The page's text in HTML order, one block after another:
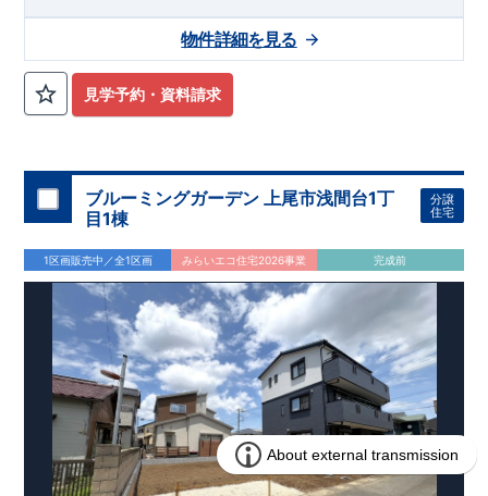
・駅徒歩９分の好立地＆前面道路幅員約6.3ｍの 道路◎
​​​・洗
）付きなので、日頃のお洗濯が
・デザイン性、機能性がワンランク上の
ッチン
な手洗い器付き♪ ・おしゃれでスタイリッシュな
◆周辺環境
【教育施設】◎ 五本松小学校 約419m(徒歩約6分) ◎ 鎌ヶ谷中
学校 約783m(徒歩約10分)
【買物施設】
住宅性能評価 W取得(設計・建設)
■第三者機関が設計・建物検査(全四回)を実施 ■税制優遇あり
4分野6項目で最高等級を取得!
□ 構造の安定 (耐風等級2・耐震等級3) □ 劣化の軽減 (劣化対
策等級3) □ 維持管理への配慮 (維持管理対策等級3) □ 空気環
境 (ホルムアルデヒド発散等級3)
快適に長く住める住宅
【長期優良住宅】
■国の定める7つの技術基準をクリア ■税制
優遇あり【東栄セーフティーダンパー標準装備】
■制震ダンパ
ーで振れ幅を大幅に低減、繰り返す地震に強い『耐震+制震』
■メンテナンスフリー
現地案内予約受付中詳細やご見学など、お気軽にお問合せ下さ
い♪ 東栄住宅 千葉営業所 TEL:0120-57-1081
スマートフォンで見やすい特設サイトはこちら
https://www.e-blooming.com/bukken/09075028/
見学予約・資料請求
物件詳細を見る
ブルーミングガーデン 上尾市浅間台1丁
目1棟
分譲
住宅
1区画販売中／全1区画 みらいエコ住宅2026事業 完成前